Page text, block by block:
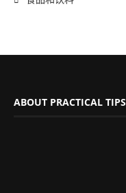
ABOUT PRACTICAL TIPS